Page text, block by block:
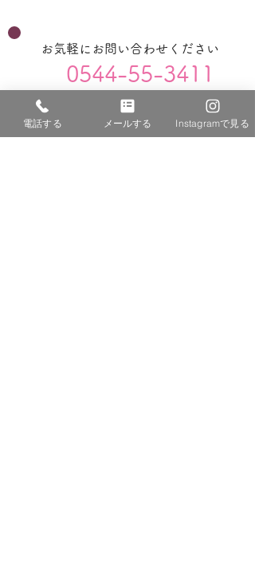
お気軽にお問い合わせください
0544-55-3411
児童発達支援・放課後等デイサービス
電話する メールする Instagramで見る